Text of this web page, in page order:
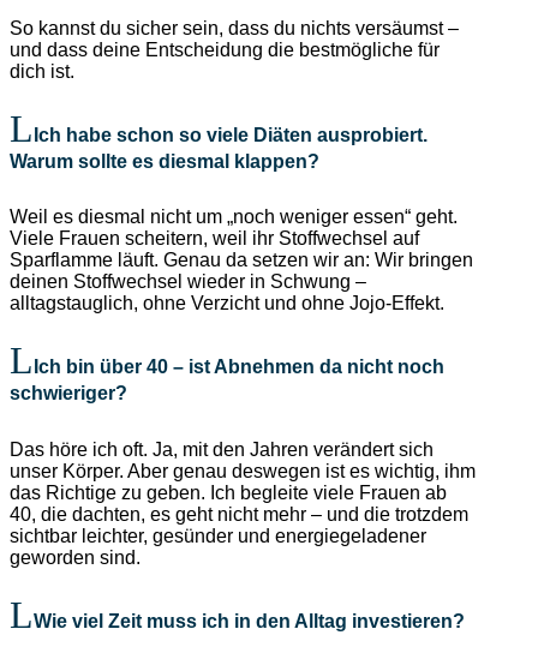
So kannst du sicher sein, dass du nichts versäumst –
und dass deine Entscheidung die bestmögliche für
dich ist.
Ich habe schon so viele Diäten ausprobiert.
Warum sollte es diesmal klappen?
Weil es diesmal nicht um „noch weniger essen“ geht.
Viele Frauen scheitern, weil ihr Stoffwechsel auf
Sparflamme läuft. Genau da setzen wir an: Wir bringen
deinen Stoffwechsel wieder in Schwung –
alltagstauglich, ohne Verzicht und ohne Jojo-Effekt.
Ich bin über 40 – ist Abnehmen da nicht noch
schwieriger?
Das höre ich oft. Ja, mit den Jahren verändert sich
unser Körper. Aber genau deswegen ist es wichtig, ihm
das Richtige zu geben. Ich begleite viele Frauen ab
40, die dachten, es geht nicht mehr – und die trotzdem
sichtbar leichter, gesünder und energiegeladener
geworden sind.
⁠Wie viel Zeit muss ich in den Alltag investieren?